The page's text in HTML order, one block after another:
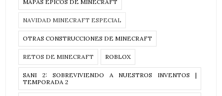
MAPAS ÉPICOS DE MINECRAFT
NAVIDAD MINECRAFT ESPECIAL
OTRAS CONSTRUCCIONES DE MINECRAFT
RETOS DE MINECRAFT ROBLOX
SANI 2: SOBREVIVIENDO A NUESTROS INVENTOS |
TEMPORADA 2